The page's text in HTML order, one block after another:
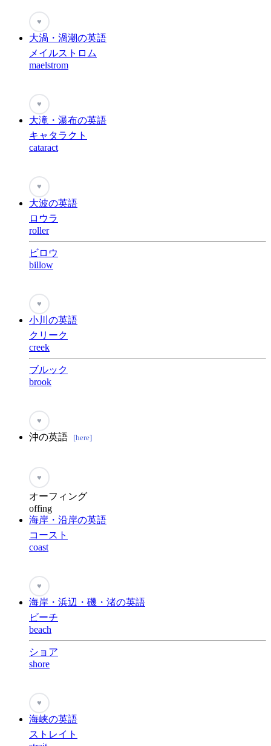
♥
大渦・渦潮の英語
メイルストロム
maelstrom
♥
大滝・瀑布の英語
キャタラクト
cataract
♥
大波の英語
ロウラ
roller
ビロウ
billow
♥
小川の英語
クリーク
creek
ブルック
brook
♥
沖の英語 [here]
♥
オーフィング
offing
海岸・沿岸の英語
コースト
coast
♥
海岸・浜辺・磯・渚の英語
ビーチ
beach
ショア
shore
♥
海峡の英語
ストレイト